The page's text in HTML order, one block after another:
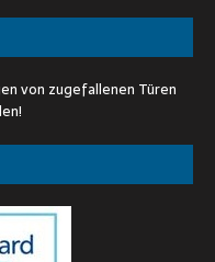
von zugefallenen Türen